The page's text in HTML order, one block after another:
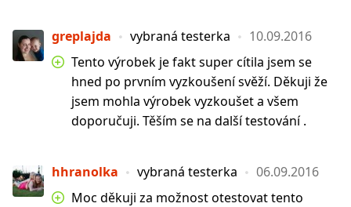
greplajda vybraná testerka
10.09.2016
Tento výrobek je fakt super cítila jsem se
hned po prvním vyzkoušení svěží. Děkuji že
jsem mohla výrobek vyzkoušet a všem
doporučuji. Těším se na další testování .
hhranolka vybraná testerka
06.09.2016
Moc děkuji za možnost otestovat tento